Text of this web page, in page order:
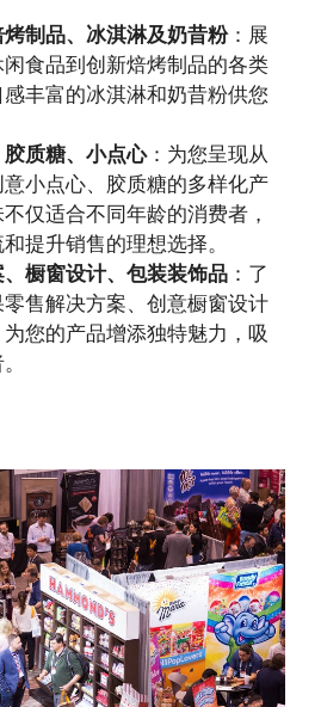
制品、冰淇淋及奶昔粉：展
食品到创新焙烤制品的各类
丰富的冰淇淋和奶昔粉供您
质糖、小点心：为您呈现从
小点心、胶质糖的多样化产
仅适合不同年龄的消费者，
提升销售的理想选择。
橱窗设计、包装装饰品 ：了
售解决方案、创意橱窗设计
您的产品增添独特魅力，吸